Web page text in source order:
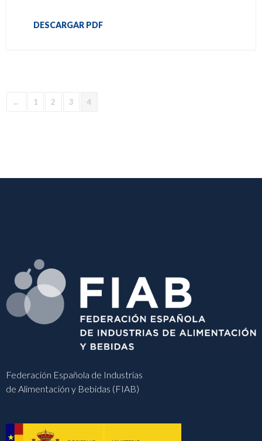
DESCARGAR PDF
← 1 2 3 4
Federación Española de Industrias
de Alimentación y Bebidas (FIAB)